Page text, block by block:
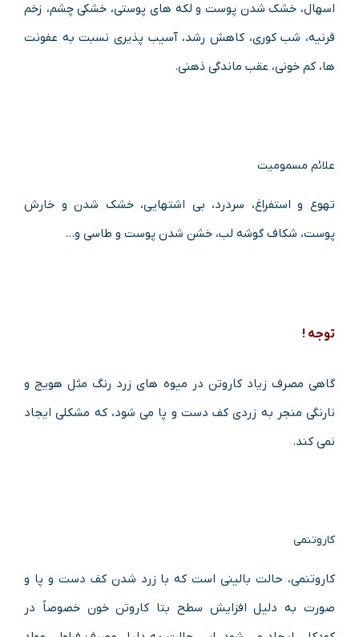
اسهال، خشک شدن پوست و لکه های پوستی، خشکی چشم، زخم
قرنیه، شب کوری، کاهش رشد، آسیب پذیری نسبت به عفونت
ها، کم خونی، عقب ماندگی ذهنی.
علائم مسمومیت
تهوع و استفراغ، سردرد، بی اشتهایی، خشک شدن و خارش
پوست، شکاف گوشه لب، خشن شدن پوست و طاسی و…
توجه !
گاهی مصرف زیاد کاروتن در میوه های زرد رنگ مثل هویج و
نارنگی منجر به زردی کف دست و پا می شود، که مشکلی ایجاد
نمی کند.
کاروتنمی
کاروتنمی، حالت بالینی است که با زرد شدن کف دست و پا و
صورت به دلیل افزایش سطح بتا کاروتن خون خصوصاً در